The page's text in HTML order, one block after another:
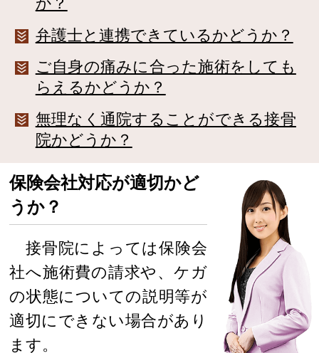
弁護士と連携できているかどうか？
ご自身の痛みに合った施術をしても
らえるかどうか？
無理なく通院することができる接骨
院かどうか？
保険会社対応が適切かど
うか？
接骨院によっては保険会
社へ施術費の請求や、ケガ
の状態についての説明等が
適切にできない場合があり
ます。